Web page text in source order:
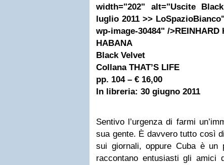
width="202" alt="Uscite
luglio 2011 >>
wp-image-30484" />REINHARD
HABANA
Black Velvet
Collana THAT’S LIFE
pp. 104 – € 16,00
In libreria: 30 giugno 2011
Sentivo l’urgenza di farmi
sua gente. È davvero tutto così
sui giornali, oppure Cuba è un
raccontano entusiasti gli amici